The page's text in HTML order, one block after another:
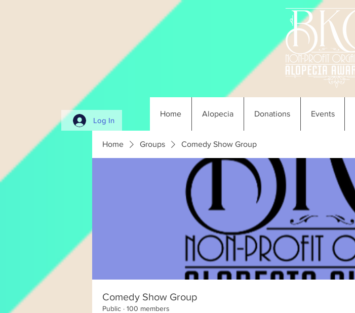
Log In
Home Alopecia Donations Events
Home Groups Comedy Show Group
Comedy Show Group
Public · 100 members